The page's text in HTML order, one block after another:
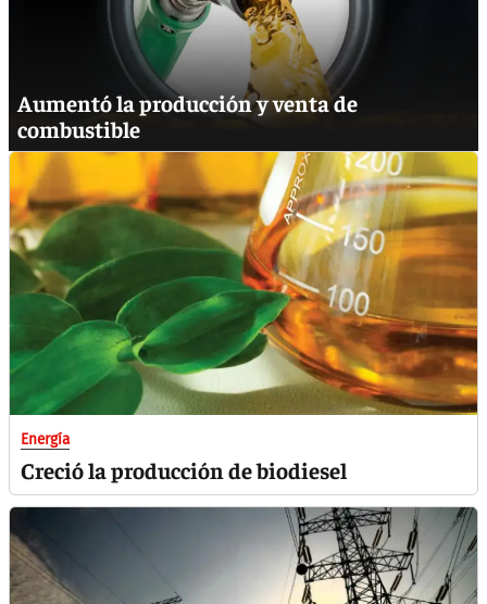
Aumentó la producción y venta de
combustible
Energía
Creció la producción de biodiesel